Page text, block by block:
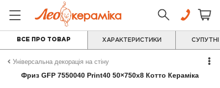
ВСЕ ПРО ТОВАР ХАРАКТЕРИСТИКИ
Універсальна декорація на стіну
Фриз GFР 7550040 Print40 50×750x8 Котто Кераміка